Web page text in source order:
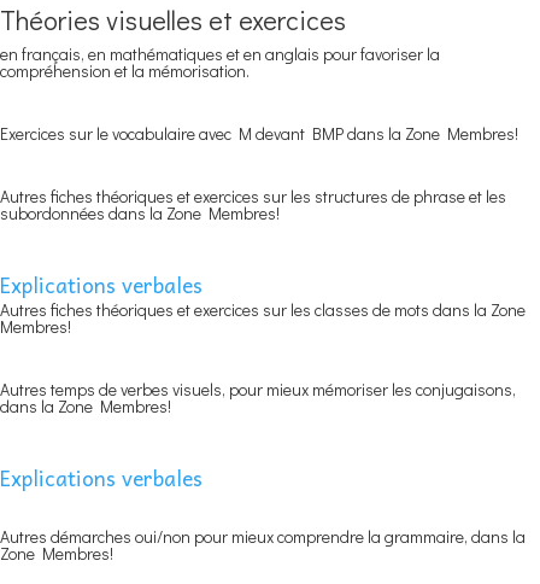
Théories visuelles et exercices
en français, en mathématiques et en anglais pour favoriser la
compréhension et la mémorisation.
Exercices sur le vocabulaire avec M devant BMP dans la Zone Membres!
Autres fiches théoriques et exercices sur les structures de phrase et les
subordonnées dans la Zone Membres!
Explications verbales
Autres fiches théoriques et exercices sur les classes de mots dans la Zone
Membres!
Autres temps de verbes visuels, pour mieux mémoriser les conjugaisons,
dans la Zone Membres!
Explications verbales
Autres démarches oui/non pour mieux comprendre la grammaire, dans la
Zone Membres!